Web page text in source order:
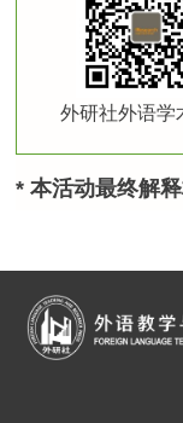
外研社外语学
* 本活动最终解